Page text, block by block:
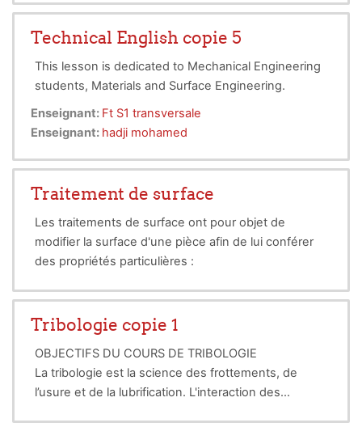
de diffusion, de combustibles nucléaires.
Technical English copie 5
This lesson is dedicated to Mechanical Engineering
students, Materials and Surface Engineering.
Enseignant: Ft S1 transversale
Enseignant: hadji mohamed
Traitement de surface
Les traitements de surface ont pour objet de
modifier la surface d'une pièce afin de lui conférer
des propriétés particulières :
brillant, mat, satiné, velours ou coloré est réalisé ;
§sur le plan technique, amélioration des capacités
anticorrosion, anti-usure, de dureté, de résistance
aux frottements, de conductibilité, de soudabilité de
la pièce ;
§ le traitement peut aussi lui conférer des
propriétés optiques, magnétiques ou thermiques
Tribologie copie 1
OBJECTIFS DU COURS DE TRIBOLOGIE
La tribologie est la science des frottements, de
l’usure et de la lubrification. L'interaction des